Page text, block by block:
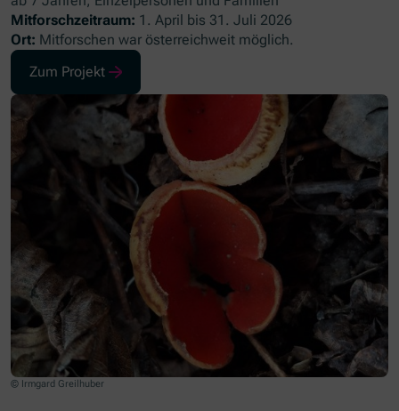
Mitforschzeitraum: 1. April bis 31. Juli 2026
Ort: Mitforschen war österreichweit möglich.
Zum Projekt
(Öffnet in neuem Fenster)
© Irmgard Greilhuber